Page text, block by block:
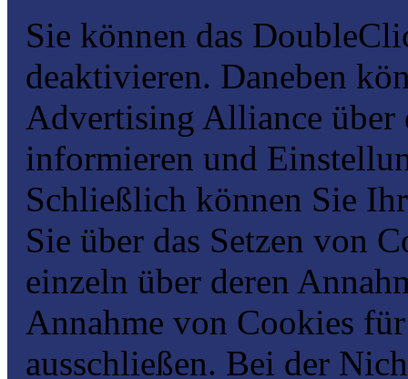
Sie können das
deaktivieren. Daneben
Advertising Alliance über
informieren und
Schließlich können Sie
Sie über das Setzen von
einzeln über deren
Annahme von Cookies
ausschließen. Bei der